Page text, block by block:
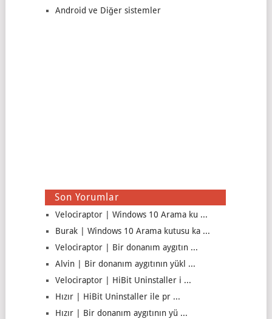
Android ve Diğer sistemler
Son Yorumlar
Velociraptor | Windows 10 Arama ku ...
Burak | Windows 10 Arama kutusu ka ...
Velociraptor | Bir donanım aygıtın ...
Alvin | Bir donanım aygıtının yükl ...
Velociraptor | HiBit Uninstaller i ...
Hızır | HiBit Uninstaller ile pr ...
Hızır | Bir donanım aygıtının yü ...